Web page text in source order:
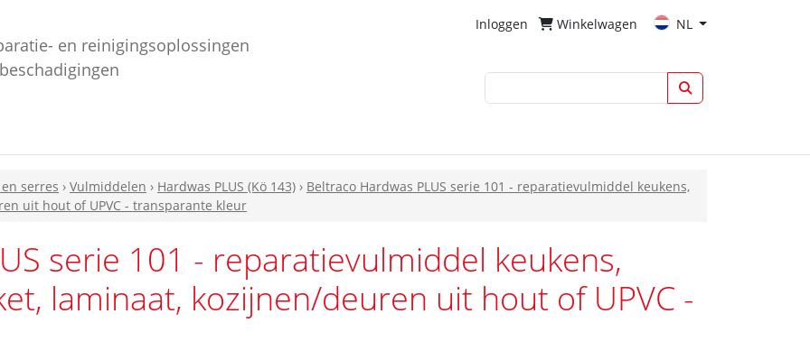
en reinigingsoplossingen
Inloggen Winkelwagen NL
serres › Vulmiddelen › Hardwas PLUS (Kö 143) › Beltraco Hardwas PLUS serie 101 - reparatievulmiddel keukens,
uit hout of UPVC - transparante kleur
serie 101 - reparatievulmiddel keukens,
laminaat, kozijnen/deuren uit hout of UPVC -